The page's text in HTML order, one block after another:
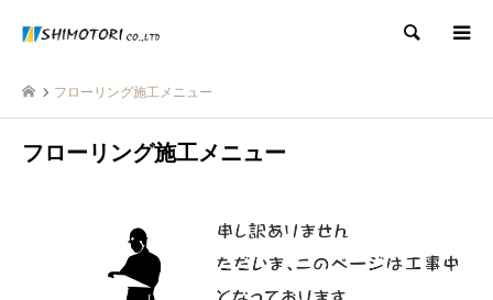
検索
フローリング施工メニュー
フローリング施工メニュー